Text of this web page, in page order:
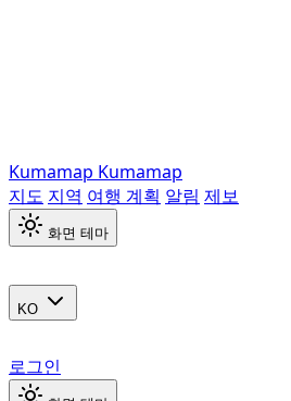
Kumamap Kumamap
지도 지역 여행 계획 알림 제보
화면 테마
KO
로그인